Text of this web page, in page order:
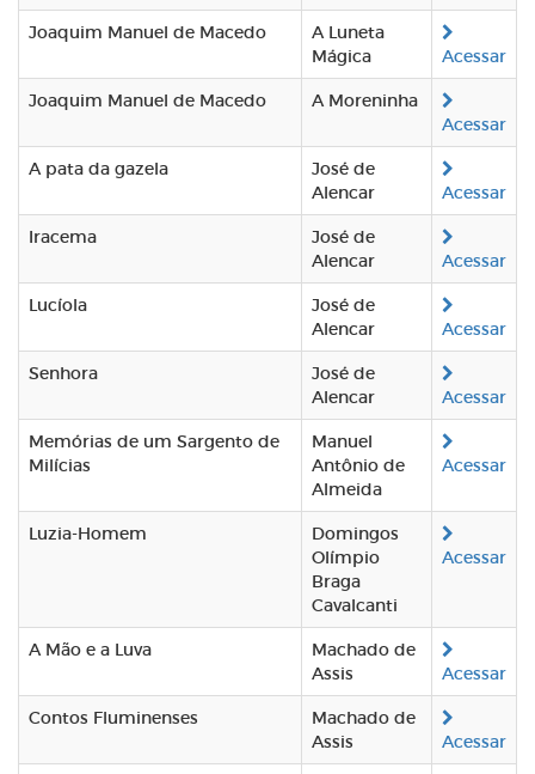
Joaquim Manuel de Macedo
A Luneta
Mágica
Acessar
Joaquim Manuel de Macedo
A Moreninha
Acessar
A pata da gazela
José de
Alencar
Acessar
Iracema
José de
Alencar
Acessar
Lucíola
José de
Alencar
Acessar
Senhora
José de
Alencar
Acessar
Memórias de um Sargento de
Milícias
Manuel
Antônio de
Almeida
Acessar
Luzia-Homem
Domingos
Olímpio
Braga
Cavalcanti
Acessar
A Mão e a Luva
Machado de
Assis
Acessar
Contos Fluminenses
Machado de
Assis
Acessar